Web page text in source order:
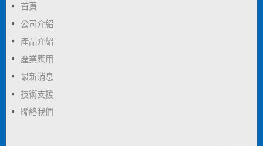
首頁
公司介紹
產品介紹
產業應用
最新消息
技術支援
聯絡我們